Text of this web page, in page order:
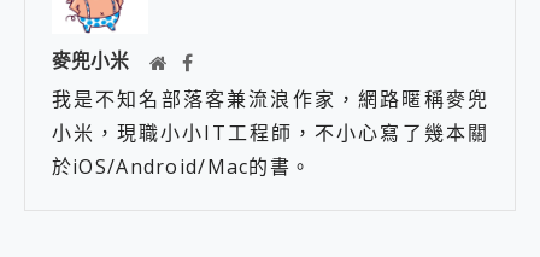
麥兜小米
我是不知名部落客兼流浪作家，網路暱稱麥兜
小米，現職小小IT工程師，不小心寫了幾本關
於iOS/Android/Mac的書。